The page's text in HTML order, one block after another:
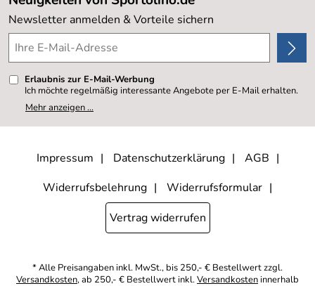
Kundenlogin
Kundenbewertungen (20.178)
4,8/5*****
Newsletter anmelden & Vorteile sichern
Erlaubnis zur E-Mail-Werbung
Ich möchte regelmäßig interessante Angebote per E-Mail erhalten.
Meine E-Mail-Adresse wird nicht an andere Unternehmen
weitergegeben. Zu statistischen Zwecken wird in anonymer Form
kann ich jederzeit mit Wirkung für die Zukunft widerrufen, indem ich
den Link "Abmelden" am Ende des Newsletters anklicke oder die
Datenschutzerklärung habe ich zur Kenntnis genommen.
Mehr anzeigen ...
Impressum Datenschutzerklärung
AGB
Widerrufsbelehrung
Widerrufsformular
Vertrag widerrufen
* Alle Preisangaben inkl. MwSt., bis 250,- € Bestellwert zzgl.
Versandkosten, ab 250,- € Bestellwert inkl.Versandkosten innerhalb